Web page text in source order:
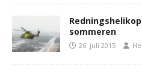
sommeren
26. juli 2015